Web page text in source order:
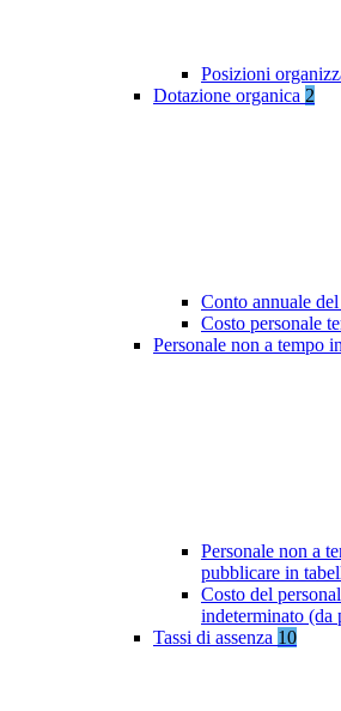
Posizioni
Dotazione organica 2
Conto annuale
Costo personale
Personale non a tempo
Personale non a
pubblicare in
Costo del
indeterminato (da
Tassi di assenza 10